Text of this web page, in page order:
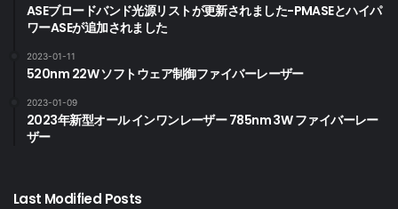
ASEブロードバンド光源リストが更新されました-PMASEとハイパ
ワーASEが追加されました
2023-01-11
520nm 22W ソフトウェア制御ファイバーレーザー
2023-01-09
2023年新型オール インワンレーザー 785nm 3W ファイバーレー
ザー
Last Modified Posts